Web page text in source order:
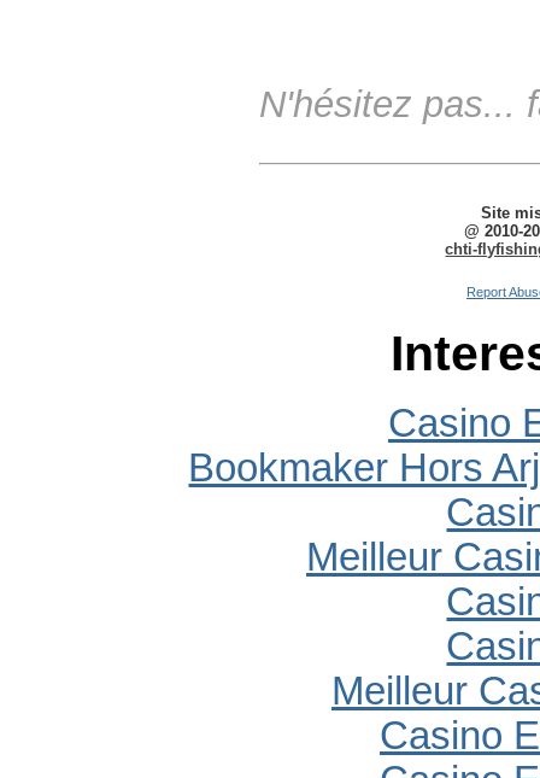
N'hésitez pas...
Site
@ 2010-
chti-
Report
Casino
Bookmaker Hors
Meilleur
Meilleur
Casino